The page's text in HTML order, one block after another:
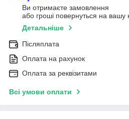
Ви отримаєте замовлення
або гроші повернуться на вашу
Детальніше
Післяплата
Оплата на рахунок
Оплата за реквізитами
Всі умови оплати